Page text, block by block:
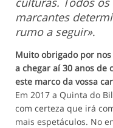
marcantes
rumo a seguir».
Muito obrigado por
a chegar aí 30 anos de
este marco da vossa
Em 2017 a Quinta do
com certeza que irá
mais espetáculos. No